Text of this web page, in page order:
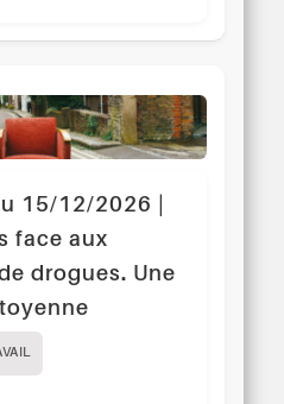
15/12/2026 |
face aux
drogues. Une